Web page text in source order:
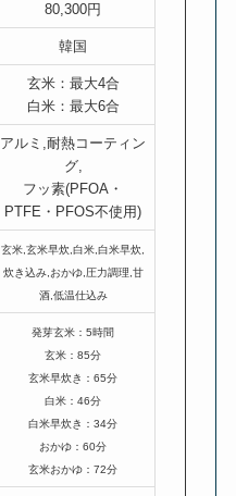
80,300円
韓国
玄米：最大4合
白米：最大6合
アルミ,耐熱コーティン
グ,
フッ素(PFOA・
PTFE・PFOS不使用)
玄米,玄米早炊,白米,白米早炊,
炊き込み,おかゆ,圧力調理,甘
酒,低温仕込み
発芽玄米：5時間
玄米：85分
玄米早炊き：65分
白米：46分
白米早炊き：34分
おかゆ：60分
玄米おかゆ：72分